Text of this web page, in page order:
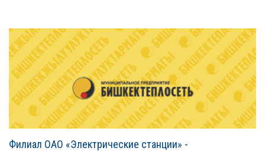
Филиал ОАО «Электрические станции» -